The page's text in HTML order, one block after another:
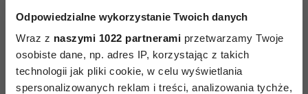
Odpowiedzialne wykorzystanie Twoich danych
Wraz z naszymi 1022 partnerami przetwarzamy Twoje
osobiste dane, np. adres IP, korzystając z takich
technologii jak pliki cookie, w celu wyświetlania
spersonalizowanych reklam i treści, analizowania tychże,